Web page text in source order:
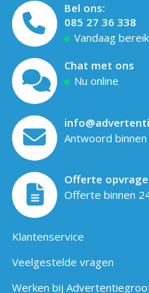
Bel ons:
085 27 36 338
Vandaag
Chat met ons
Nu online
Antwoord
Offerte
Offerte binnen
Klantenservice
Veelgestelde vragen
Werken bij